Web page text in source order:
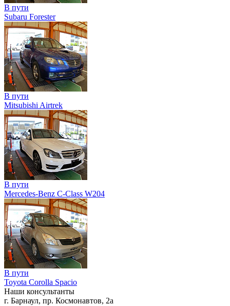
В пути
Subaru Forester
В пути
Mitsubishi Airtrek
В пути
Mercedes-Benz C-Class W204
В пути
Toyota Corolla Spacio
Наши консультанты
г. Барнаул, пр. Космонавтов, 2а